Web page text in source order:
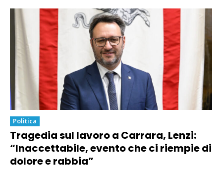
Politica
Tragedia sul lavoro a Carrara, Lenzi:
“Inaccettabile, evento che ci riempie di
dolore e rabbia”